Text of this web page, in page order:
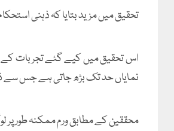
تحقیق میں مزید بتایا کہ ذہنی
نمایاں حد تک بڑھ جاتی ہے جس سے
محققین کے مطابق ورم ممکنہ طور پر